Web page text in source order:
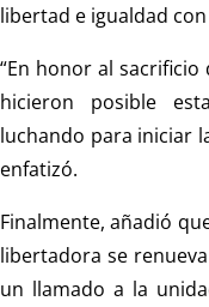
libertad e igualdad
“En honor al
hicieron posible
luchando para iniciar
enfatizó.
Finalmente, añadió
libertadora se
un llamado a la